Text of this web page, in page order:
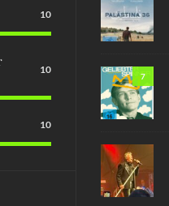
10
10
10
7